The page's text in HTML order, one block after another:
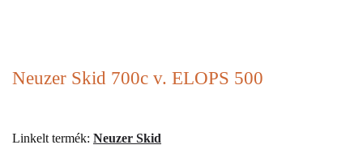
Neuzer Skid 700c v. ELOPS 500
Linkelt termék: Neuzer Skid